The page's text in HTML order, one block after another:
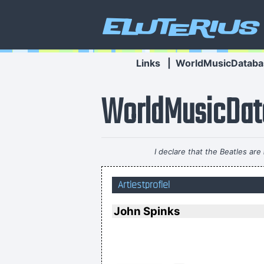
Eluterius
Links
I declare that the Beatles
...
I think
Artiestprofiel
John Spinks